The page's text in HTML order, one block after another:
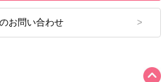
お問い合わせ